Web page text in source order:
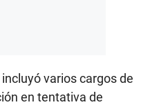
varios cargos de
en tentativa de